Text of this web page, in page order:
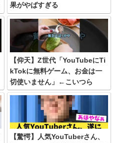
果がやばすぎる
【仰天】Z世代「YouTubeにTi
kTokに無料ゲーム、お金は一
切使いません」←こいつら
【驚愕】人気YouTuberさん、